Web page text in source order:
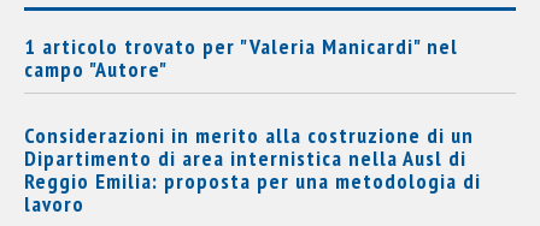
1 articolo trovato per "Valeria Manicardi" nel
campo "Autore"
Considerazioni in merito alla costruzione di un
Dipartimento di area internistica nella Ausl di
Reggio Emilia: proposta per una metodologia di
lavoro